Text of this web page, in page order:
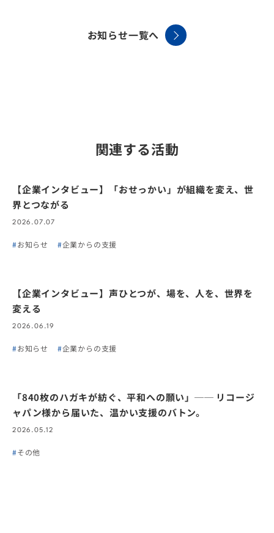
お知らせ一覧へ
関連する活動
【企業インタビュー】「おせっかい」が組織を変え、世
界とつながる
2026.07.07
お知らせ 企業からの支援
【企業インタビュー】声ひとつが、場を、人を、世界を
変える
2026.06.19
お知らせ 企業からの支援
「840枚のハガキが紡ぐ、平和への願い」── リコージ
ャパン様から届いた、温かい支援のバトン。
2026.05.12
その他